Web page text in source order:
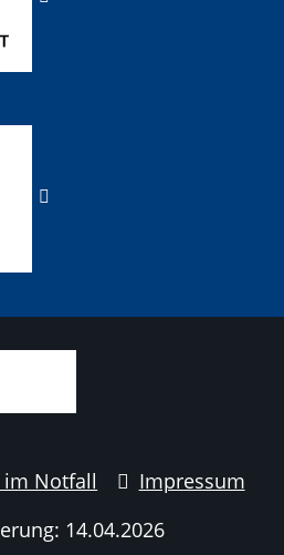
im Notfall
Impressum
14.04.2026